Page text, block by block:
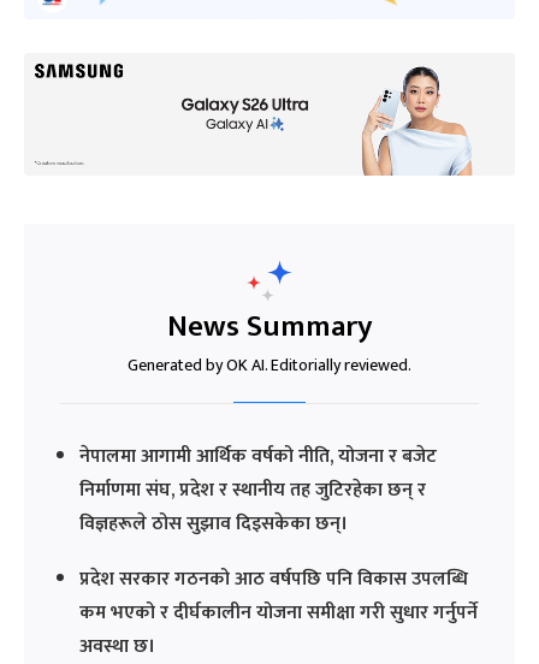
News Summary
Generated by OK AI. Editorially reviewed.
नेपालमा आगामी आर्थिक वर्षको नीति, योजना र बजेट
निर्माणमा संघ, प्रदेश र स्थानीय तह जुटिरहेका छन् र
विज्ञहरूले ठोस सुझाव दिइसकेका छन्।
प्रदेश सरकार गठनको आठ वर्षपछि पनि विकास उपलब्धि
कम भएको र दीर्घकालीन योजना समीक्षा गरी सुधार गर्नुपर्ने
अवस्था छ।